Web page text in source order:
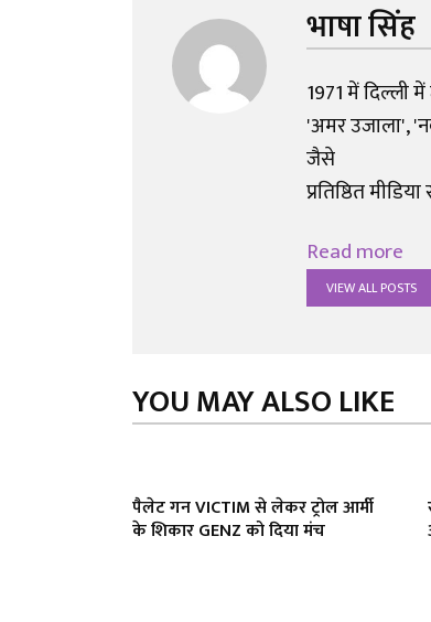
भाषा सिंह
1971 में दिल्ली
'अमर उजाला',
जैसे
प्रतिष्ठित
Read more
VIEW ALL POSTS
YOU MAY ALSO LIKE
पैलेट गन VICTIM से लेकर ट्रोल आर्मी
के शिकार GENZ को दिया मंच